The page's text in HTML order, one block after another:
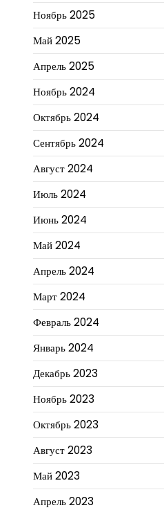
Ноябрь 2025
Май 2025
Апрель 2025
Ноябрь 2024
Октябрь 2024
Сентябрь 2024
Август 2024
Июль 2024
Июнь 2024
Май 2024
Апрель 2024
Март 2024
Февраль 2024
Январь 2024
Декабрь 2023
Ноябрь 2023
Октябрь 2023
Август 2023
Май 2023
Апрель 2023